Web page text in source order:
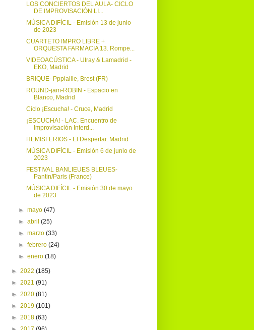
LOS CONCIERTOS DEL AULA- CICLO
DE IMPROVISACIÓN LI...
MÚSICA DIFÍCIL - Emisión 13 de junio
de 2023
CUARTETO IMPRO LIBRE +
ORQUESTA FARMACIA 13. Rompe...
VIDEOACÚSTICA - Utray & Lamadrid -
EKO, Madrid
BRIQUE- Pppiaille, Brest (FR)
ROUND-jam-ROBIN - Espacio en
Blanco, Madrid
Ciclo ¡Escucha! - Cruce, Madrid
¡ESCUCHA! - LAC. Encuentro de
Improvisación Interd...
HEMISFERIOS - El Despertar. Madrid
MÚSICA DIFÍCIL - Emisión 6 de junio de
2023
FESTIVAL BANLIEUES BLEUES-
Pantin/Paris (France)
MÚSICA DIFÍCIL - Emisión 30 de mayo
de 2023
►mayo(47)
►abril(25)
►marzo(33)
►febrero(24)
►enero(18)
► 2022 (185)
► 2021 (91)
► 2020 (81)
► 2019 (101)
► 2018 (63)